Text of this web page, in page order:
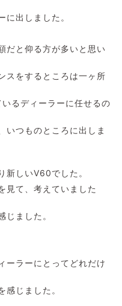
に出しました。
だと仰る方が多いと思い
スをするところは一ヶ所
るディーラーに任せるの
いつものところに出しま
新しいV60でした。
見て、考えていました
じました。
ーラーにとってどれだけ
感じました。